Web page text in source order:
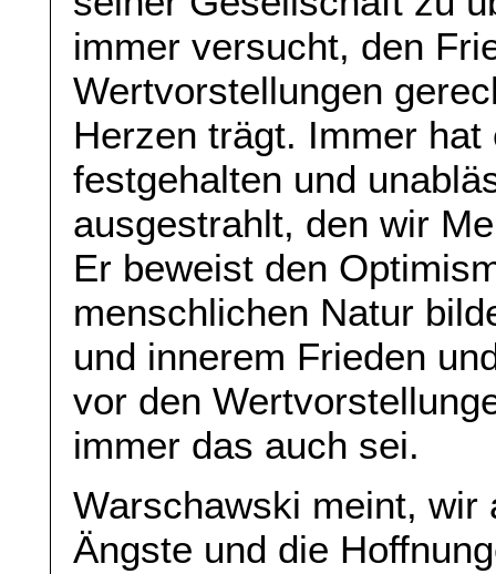
immer versucht, den
Wertvorstellungen
Herzen trägt. Immer
festgehalten und
ausgestrahlt, den wir
Er beweist den
menschlichen Natur
und innerem Frieden
vor den
immer das auch sei.
Warschawski meint, wir
Ängste und die